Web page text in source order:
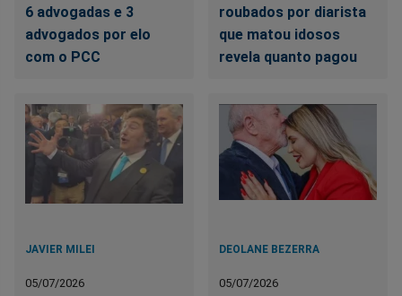
6 advogadas e 3
advogados por elo
com o PCC
roubados por diarista
que matou idosos
revela quanto pagou
JAVIER MILEI
05/07/2026
DEOLANE BEZERRA
05/07/2026